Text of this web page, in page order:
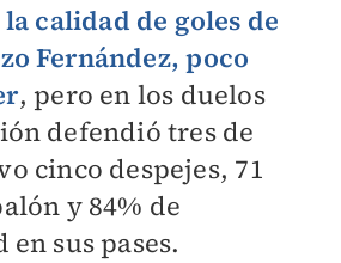
calidad de goles de
Fernández, poco
, pero en los duelos
defendió tres de
cinco despejes, 71
y 84% de
sus pases.